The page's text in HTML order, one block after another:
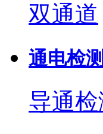
双通道
通电检
导通检